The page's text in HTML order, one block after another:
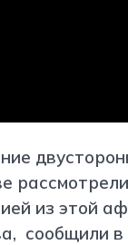
из этой
сообщили в